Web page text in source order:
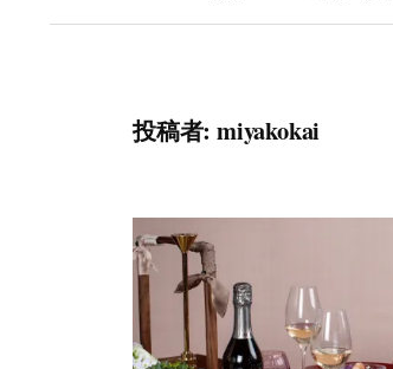
投稿者: miyakokai